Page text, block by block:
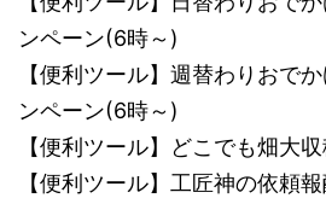
ンペーン(6時～)
【便利ツール】週替わりおで
ンペーン(6時～)
【便利ツール】どこでも畑大
【便利ツール】工匠神の依頼